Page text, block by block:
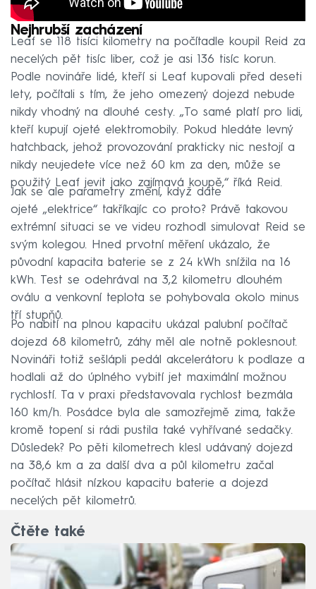
Nejhrubší zacházení
Leaf se 118 tisíci kilometry na počítadle koupil Reid za
necelých pět tisíc liber, což je asi 136 tisíc korun.
Podle novináře lidé, kteří si Leaf kupovali před deseti
lety, počítali s tím, že jeho omezený dojezd nebude
nikdy vhodný na dlouhé cesty. „To samé platí pro lidi,
kteří kupují ojeté elektromobily. Pokud hledáte levný
hatchback, jehož provozování prakticky nic nestojí a
nikdy neujedete více než 60 km za den, může se
použitý Leaf jevit jako zajímavá koupě,“ říká Reid.
Jak se ale parametry změní, když dáte
ojeté „elektrice“ takříkajíc co proto? Právě takovou
extrémní situaci se ve videu rozhodl simulovat Reid se
svým kolegou. Hned prvotní měření ukázalo, že
původní kapacita baterie se z 24 kWh snížila na 16
kWh. Test se odehrával na 3,2 kilometru dlouhém
oválu a venkovní teplota se pohybovala okolo minus
tří stupňů.
Po nabití na plnou kapacitu ukázal palubní počítač
dojezd 68 kilometrů, záhy měl ale notně poklesnout.
Novináři totiž sešlápli pedál akcelerátoru k podlaze a
hodlali až do úplného vybití jet maximální možnou
rychlostí. Ta v praxi představovala rychlost bezmála
160 km/h. Posádce byla ale samozřejmě zima, takže
kromě topení si rádi pustila také vyhřívané sedačky.
Důsledek? Po pěti kilometrech klesl udávaný dojezd
na 38,6 km a za další dva a půl kilometru začal
počítač hlásit nízkou kapacitu baterie a dojezd
necelých pět kilometrů.
Čtěte také